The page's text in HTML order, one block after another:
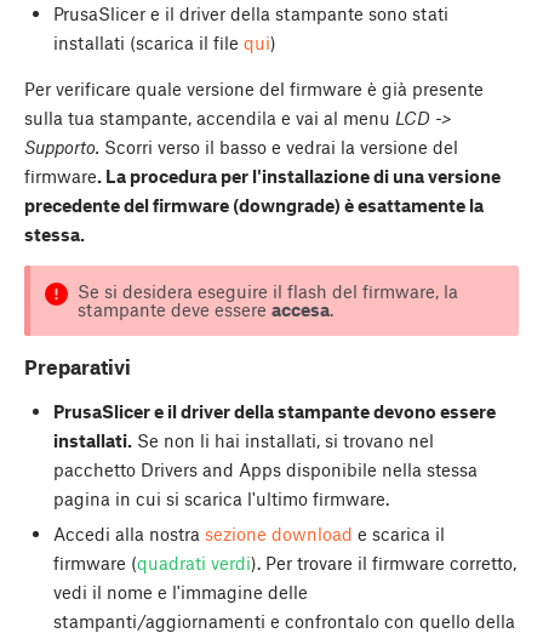
PrusaSlicer e il driver della stampante sono stati
installati (scarica il file qui)
Per verificare quale versione del firmware è già presente
sulla tua stampante, accendila e vai al menu LCD ->
Supporto. Scorri verso il basso e vedrai la versione del
firmware . La procedura per l'installazione di una versione
precedente del firmware (downgrade) è esattamente la
stessa.
Se si desidera eseguire il flash del firmware, la
stampante deve essere accesa.
Preparativi
PrusaSlicer e il driver della stampante devono essere
installati.Se non li hai installati, si trovano nel
pacchetto Drivers and Apps disponibile nella stessa
pagina in cui si scarica l'ultimo firmware.
Accedi alla nostra sezione download e scarica il
firmware (quadrati verdi). Per trovare il firmware corretto,
vedi il nome e l'immagine delle
stampanti/aggiornamenti e confrontalo con quello della